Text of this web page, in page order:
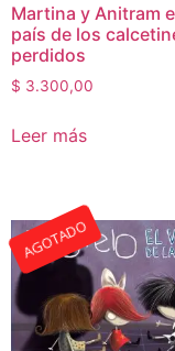
Martina y Anitram
país de los
perdidos
$ 3.300,00
Leer más
AGOTADO